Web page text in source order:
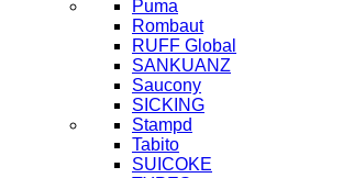
Puma
Rombaut
RUFF Global
SANKUANZ
Saucony
SICKING
Stampd
Tabito
SUICOKE